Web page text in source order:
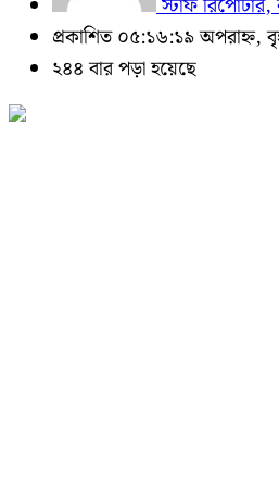
প্রকাশিত ০৫:১৬:১৯ অপরাহ্ন,
২৪৪ বার পড়া হয়েছে